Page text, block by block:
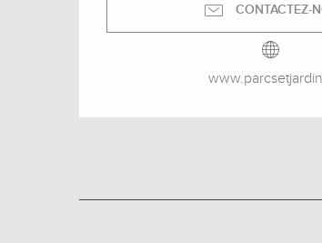
CONTACTEZ-